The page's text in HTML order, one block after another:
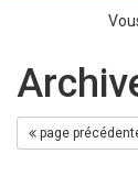
page